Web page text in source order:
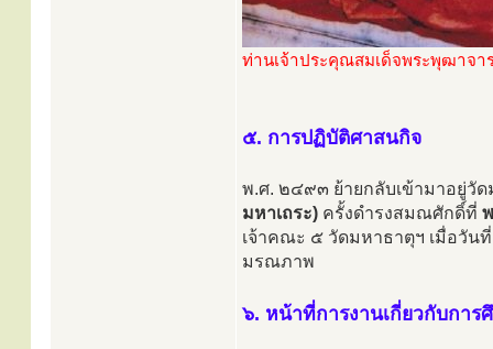
ท่านเจ้าประคุณสมเด็จพระพุฒาจา
๕. การปฏิบัติศาสนกิจ
พ.ศ. ๒๔๙๓ ย้ายกลับเข้ามาอยู่วั
มหาเถระ) ครั้งดำรงสมณศักดิ์ที่
เจ้าคณะ ๕ วัดมหาธาตุฯ เมื่อวั
มรณภาพ
๖. หน้าที่การงานเกี่ยวกับการ